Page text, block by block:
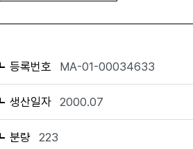
등록번호 MA-01-00034633
생산일자 2000.07
분량 223